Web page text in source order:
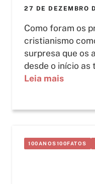
27 DE DEZEMBRO
Como foram os
cristianismo
surpresa que os
desde o início as
Leia mais
100ANOS100FATOS